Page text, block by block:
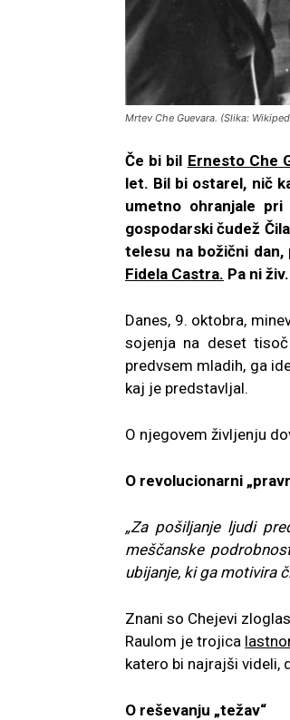
Mrtev Che Guevara. (Slika:
Če bi bil Ernesto Che
let. Bil bi ostarel, nič
umetno ohranjale
gospodarski čudež
telesu na božični dan,
Fidela Castra. Pa ni živ.
Danes, 9. oktobra,
sojenja na deset
predvsem mladih, ga
kaj je predstavljal.
O njegovem življenju
O revolucionarni
„Za pošiljanje ljudi
meščanske
ubijanje, ki ga motivira
Znani so Chejevi
Raulom je trojica
katero bi najrajši videli,
O reševanju „težav“